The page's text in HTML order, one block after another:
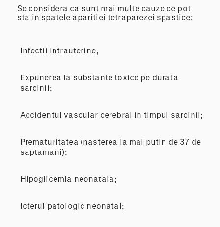
Se considera ca sunt mai multe cauze ce pot
sta in spatele aparitiei tetraparezei spastice:
Infectii intrauterine;
Expunerea la substante toxice pe durata
sarcinii;
Accidentul vascular cerebral in timpul sarcinii;
Prematuritatea (nasterea la mai putin de 37 de
saptamani);
Hipoglicemia neonatala;
Icterul patologic neonatal;